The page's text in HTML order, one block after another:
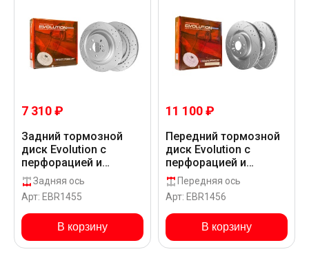
7 310 ₽
Задний тормозной
диск Evolution с
перфорацией и
насечками в покрытии
GEOMET для
Mercedes-Benz AMG
GLS 63 X166
Задняя ось
Арт: EBR1455
В корзину
11 100 ₽
Передний тормозной
диск Evolution с
перфорацией и
насечками в покрытии
GEOMET для
Mercedes-Benz AMG
GLS 63 X166
Передняя ось
Арт: EBR1456
В корзину